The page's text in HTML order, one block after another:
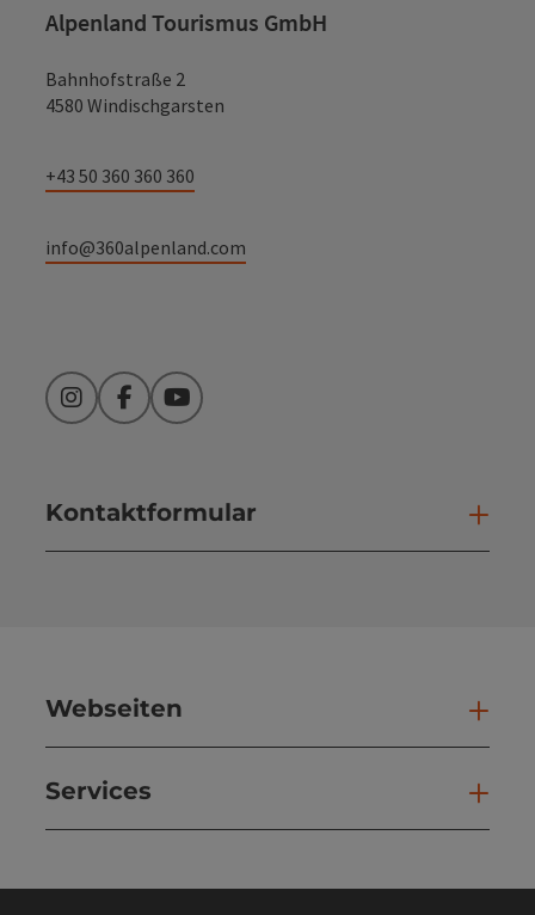
Alpenland Tourismus GmbH
Bahnhofstraße 2
4580 Windischgarsten
+43 50 360 360 360
info@360alpenland.com
InstagramFacebookYouTube
Kontaktformular
Webseiten
Services